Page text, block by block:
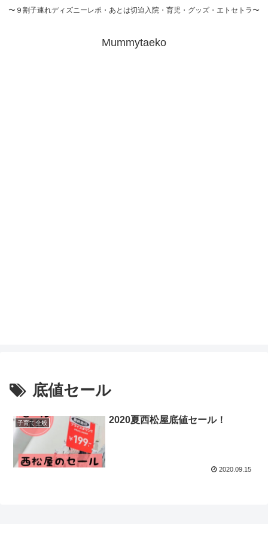
〜９割子連れディズニーレポ・あとは切迫入院・育児・グッズ・エトセトラ〜
Mummytaeko
底値セール
子育て全般 2020夏西松屋底値セール！
2020.09.15